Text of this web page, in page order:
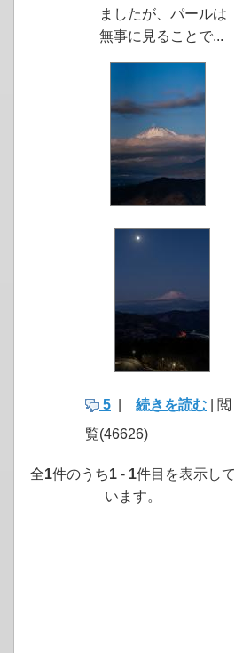
ましたが、パールは
無事に見ることで...
5 続きを読む | 閲
覧(46626)
全1件のうち1 - 1件目を表示して
います。